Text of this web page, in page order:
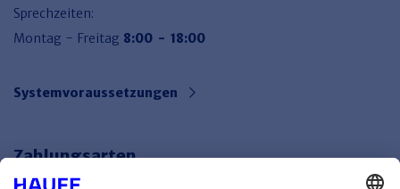
Sprechzeiten:
Montag - Freitag 8:00 - 18:00
Systemvoraussetzungen
Zahlungsarten